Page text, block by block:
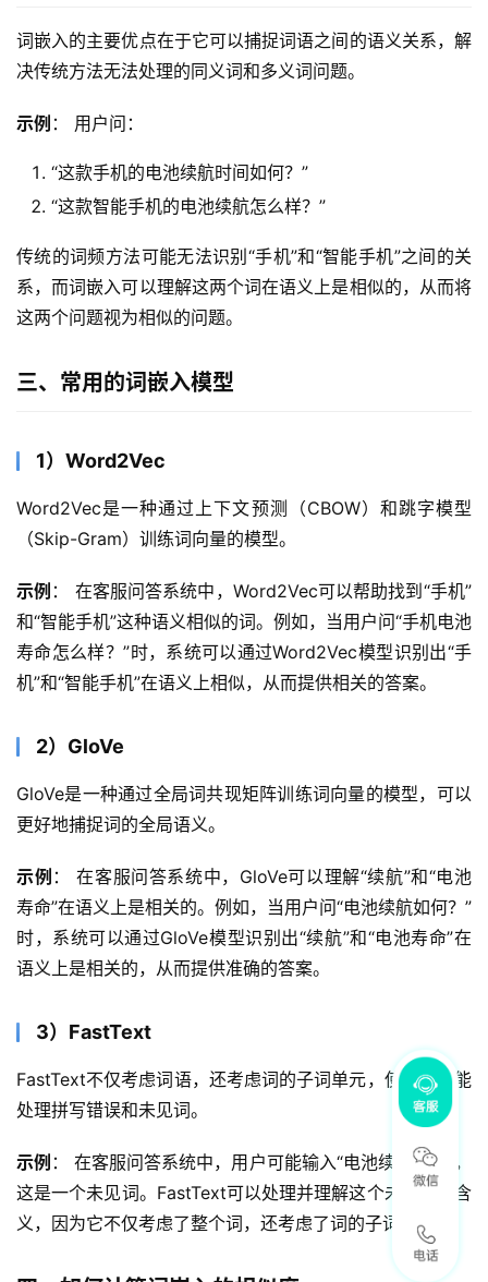
词嵌入的主要优点在于它可以捕捉词语之间的语义关系，解
决传统方法无法处理的同义词和多义词问题。
示例 ： 用户问：
“这款手机的电池续航时间如何？”
“这款智能手机的电池续航怎么样？”
传统的词频方法可能无法识别“手机”和“智能手机”之间的关
系，而词嵌入可以理解这两个词在语义上是相似的，从而将
这两个问题视为相似的问题。
三、常用的词嵌入模型
1）Word2Vec
Word2Vec是一种通过上下文预测（CBOW）和跳字模型
（Skip-Gram）训练词向量的模型。
示例 ： 在客服问答系统中，Word2Vec可以帮助找到“手机”
和“智能手机”这种语义相似的词。例如，当用户问“手机电池
寿命怎么样？”时，系统可以通过Word2Vec模型识别出“手
机”和“智能手机”在语义上相似，从而提供相关的答案。
2）GloVe
GloVe是一种通过全局词共现矩阵训练词向量的模型，可以
更好地捕捉词的全局语义。
示例 ： 在客服问答系统中，GloVe可以理解“续航”和“电池
寿命”在语义上是相关的。例如，当用户问“电池续航如何？”
时，系统可以通过GloVe模型识别出“续航”和“电池寿命”在
语义上是相关的，从而提供准确的答案。
3）FastText
FastText不仅考虑词语，还考虑词的子词单元，使得模型能
处理拼写错误和未见词。
示例 ： 在客服问答系统中，用户可能输入“电池续航时长”，
这是一个未见词。FastText可以处理并理解这个未见词的含
义，因为它不仅考虑了整个词，还考虑了词的子词单元。